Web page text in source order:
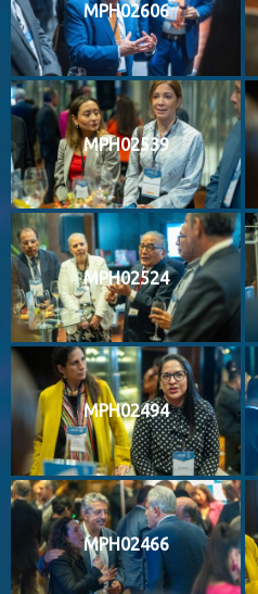
MPH02606
MPH02539
MPH02524
MPH02494
MPH02466